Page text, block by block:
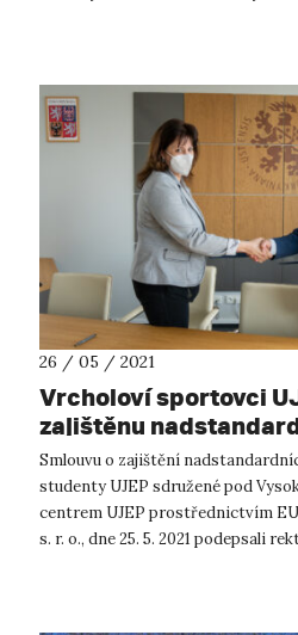
26 / 05 / 2021
Vrcholoví sportovci
zajištěnu
Smlouvu o zajištění
studenty UJEP sdružené pod
centrem UJEP prostřednictvím
s. r. o., dne 25. 5. 2021 podepsali